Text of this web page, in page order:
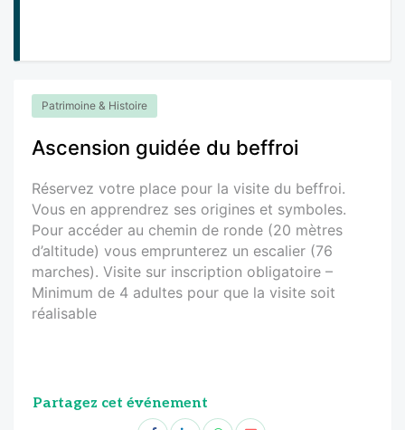
Patrimoine & Histoire
Ascension guidée du beffroi
Réservez votre place pour la visite du beffroi.
Vous en apprendrez ses origines et symboles.
Pour accéder au chemin de ronde (20 mètres
d’altitude) vous emprunterez un escalier (76
marches). Visite sur inscription obligatoire –
Minimum de 4 adultes pour que la visite soit
réalisable
Partagez cet événement